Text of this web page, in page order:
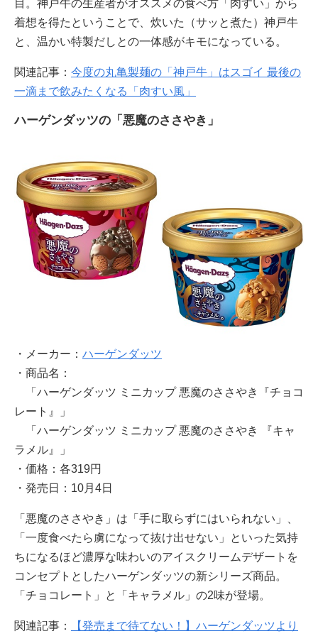
目。神戸牛の生産者がオススメの食べ方「肉すい」から
着想を得たということで、炊いた（サッと煮た）神戸牛
と、温かい特製だしとの一体感がキモになっている。
関連記事： 今度の丸亀製麺の「神戸牛」はスゴイ 最後の
一滴まで飲みたくなる「肉すい風」
ハーゲンダッツの「悪魔のささやき」
・メーカー： ハーゲンダッツ
・商品名：
「ハーゲンダッツ ミニカップ 悪魔のささやき『チョコ
レート』」
「ハーゲンダッツ ミニカップ 悪魔のささやき 『キャ
ラメル』」
・価格：各319円
・発売日：10月4日
「悪魔のささやき」は「手に取らずにはいられない」、
「一度食べたら虜になって抜け出せない」といった気持
ちになるほど濃厚な味わいのアイスクリームデザートを
コンセプトとしたハーゲンダッツの新シリーズ商品。
「チョコレート」と「キャラメル」の2味が登場。
関連記事： 【発売まで待てない！】ハーゲンダッツより